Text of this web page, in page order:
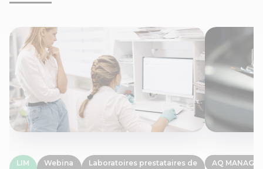
LIM
Webina
Laboratoires prestataires de
AQ